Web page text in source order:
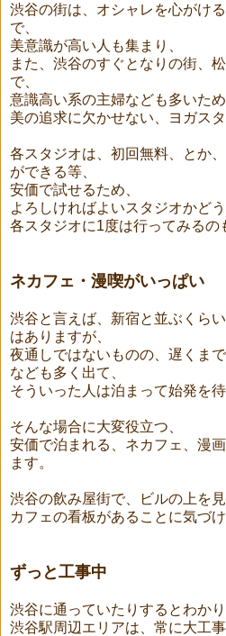
渋谷の街は、オシャレを心がけ
で、
美意識が高い人も集まり、
また、渋谷のすぐとなりの街、
で、
意識高い系の主婦なども多いため
美の追求に欠かせない、ヨガス
各スタジオは、初回無料、とか
ができる等、
安価で試せるため、
よろしければよいスタジオかど
各スタジオに1度は行ってみるの
ネカフェ・漫喫がいっぱい
渋谷と言えば、新宿と並ぶくら
はありますが、
夜通しではないものの、遅くま
なども多く出て、
そういった人は泊まって始発を
そんな場合に大変役立つ、
安価で泊まれる、ネカフェ、漫
ます。
渋谷の飲み屋街で、ビルの上を
カフェの看板があることに気づけ
ずっと工事中
渋谷に通っていたりするとわかり
渋谷駅周辺エリアは、常に大工事